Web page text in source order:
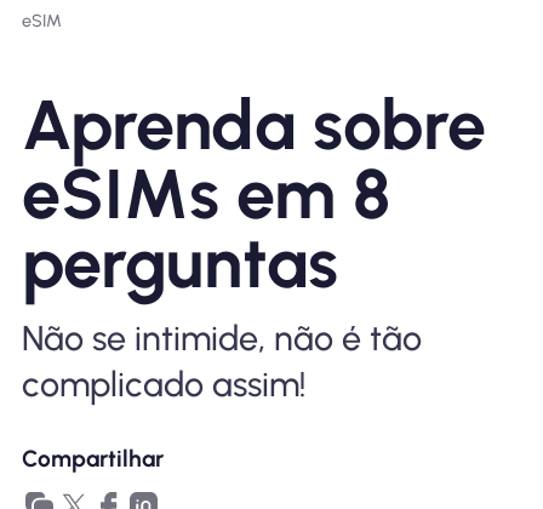
Planos de loja
Sobre o eSIM
Por que Nomad eSIM
eSIM
Aprenda sobre
eSIMs em 8
perguntas
Não se intimide, não é tão
complicado assim!
Compartilhar